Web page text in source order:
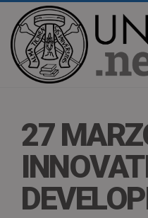
27